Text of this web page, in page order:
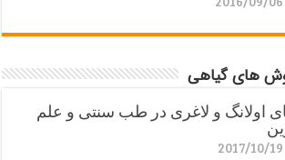
های گیاهی
اولانگ و لاغری در طب سنتی و علم
2017/10/19